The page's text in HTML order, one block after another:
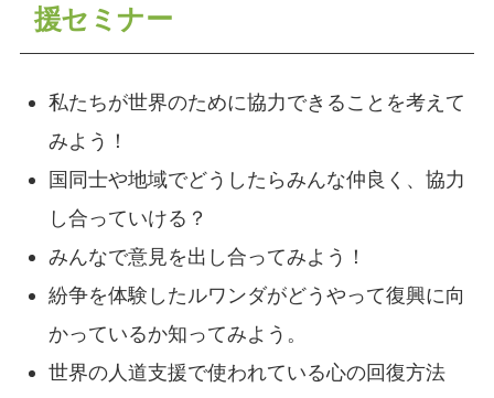
援セミナー
私たちが世界のために協力できることを考えて
みよう！
国同士や地域でどうしたらみんな仲良く、協力
し合っていける？
みんなで意見を出し合ってみよう！
紛争を体験したルワンダがどうやって復興に向
かっているか知ってみよう。
世界の人道支援で使われている心の回復方法